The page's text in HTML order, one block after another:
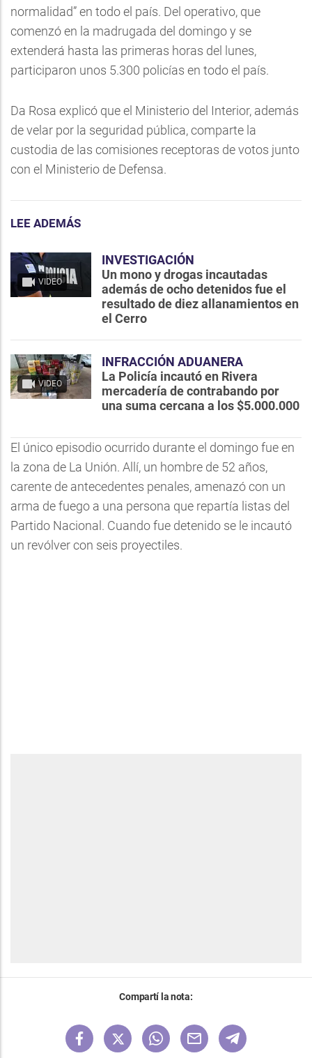
normalidad” en todo el país. Del operativo, que
comenzó en la madrugada del domingo y se
extenderá hasta las primeras horas del lunes,
participaron unos 5.300 policías en todo el país.
Da Rosa explicó que el Ministerio del Interior, además
de velar por la seguridad pública, comparte la
custodia de las comisiones receptoras de votos junto
con el Ministerio de Defensa.
LEE ADEMÁS
VIDEO
INVESTIGACIÓN
Un mono y drogas incautadas
además de ocho detenidos fue el
resultado de diez allanamientos en
el Cerro
VIDEO
INFRACCIÓN ADUANERA
La Policía incautó en Rivera
mercadería de contrabando por
una suma cercana a los $5.000.000
El único episodio ocurrido durante el domingo fue en
la zona de La Unión. Allí, un hombre de 52 años,
carente de antecedentes penales, amenazó con un
arma de fuego a una persona que repartía listas del
Partido Nacional. Cuando fue detenido se le incautó
un revólver con seis proyectiles.
Compartí la nota: